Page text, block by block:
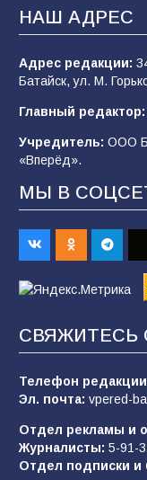
100
В Батайске
96
деле
2026 года
94
«Слухами
заявления
отчаяние, а не
НАШ АДРЕС
Адрес редакции:
Батайск, ул. М.
Главный редактор:
Учредитель: ООО
«Вперёд».
МЫ В
СВЯЖИТЕСЬ
Телефон
Эл. почта: vpered-
Отдел рекламы и
Журналисты: 5-91-
Отдел подписки и